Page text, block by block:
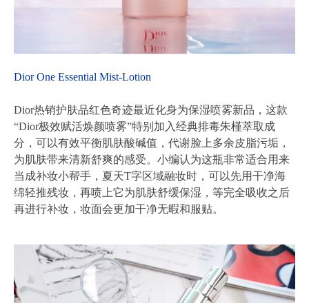
Dior One Essential Mist-Lotion
Dior热销护肤品红色奇迹最近化身为保湿喷雾新品，这款
“Dior极效赋活焕颜喷雾”特别加入经典排毒朱槿萃取成
分，可以有效平衡肌肤酸碱值，代谢脸上多余皮脂污垢，
为肌肤带来清新舒爽的感受。小编认为这瓶非常适合用来
当成补妆小帮手，夏天T字区域融妆时，可以先用干净海
绵轻推残妆，再喷上它为肌肤舒缓保湿，等完全吸收之后
再进行补妆，妆面会更加干净无暇和服贴。